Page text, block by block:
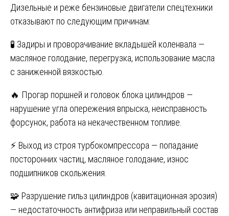
Дизельные и реже бензиновые двигатели спецтехники
отказывают по следующим причинам:
🧪 Задиры и проворачивание вкладышей коленвала —
масляное голодание, перегрузка, использование масла
с заниженной вязкостью.
🔥 Прогар поршней и головок блока цилиндров —
нарушение угла опережения впрыска, неисправность
форсунок, работа на некачественном топливе.
⚡ Выход из строя турбокомпрессора — попадание
посторонних частиц, масляное голодание, износ
подшипников скольжения.
🧩 Разрушение гильз цилиндров (кавитационная эрозия)
— недостаточность антифриза или неправильный состав